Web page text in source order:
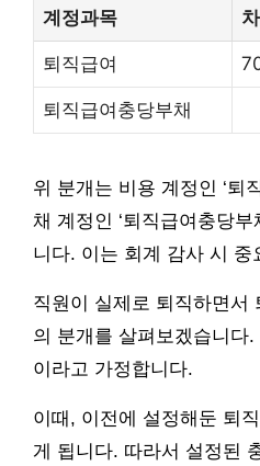
계정과목
퇴직급여
퇴직급여충당부채
위 분개는 비용 계정인 ‘퇴
채 계정인 ‘퇴직급여충당
니다. 이는 회계 감사 시 중
직원이 실제로 퇴직하면서
의 분개를 살펴보겠습니다
이라고 가정합니다.
이때, 이전에 설정해둔 퇴
게 됩니다. 따라서 설정된